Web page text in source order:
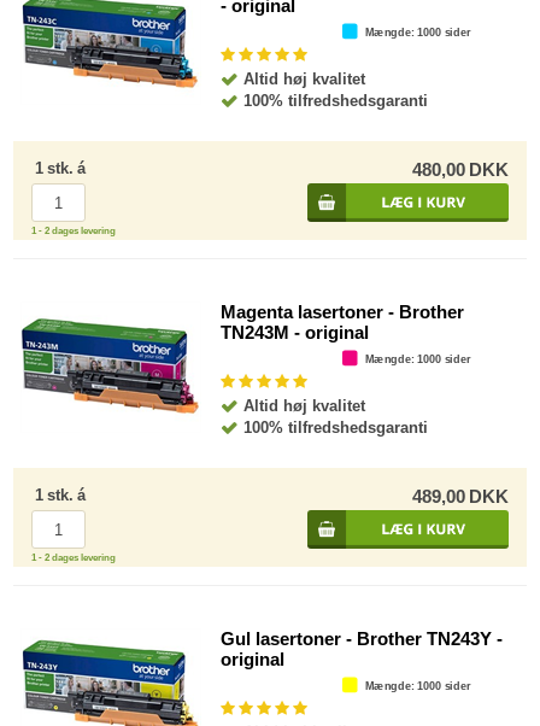
- original
Mængde: 1000 sider
Altid høj kvalitet
100% tilfredshedsgaranti
1 stk. á 480,00 DKK
1 - 2 dages levering
Magenta lasertoner - Brother
TN243M - original
Mængde: 1000 sider
Altid høj kvalitet
100% tilfredshedsgaranti
1 stk. á 489,00 DKK
1 - 2 dages levering
Gul lasertoner - Brother TN243Y -
original
Mængde: 1000 sider